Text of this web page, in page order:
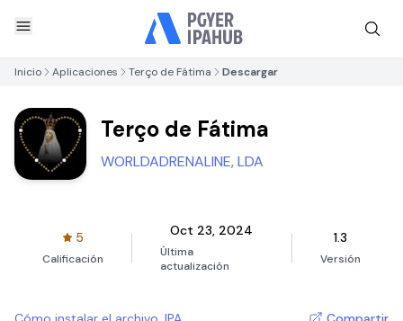
Inicio Aplicaciones Terço de Fátima Descargar
Terço de Fátima
WORLDADRENALINE, LDA
5
Calificación
Oct 23, 2024
Última
actualización
1.3
Versión